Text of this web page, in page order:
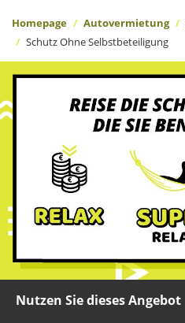
Homepage Autovermietung
Schutz Ohne Selbstbeteiligung
Nutzen Sie dieses Angebot